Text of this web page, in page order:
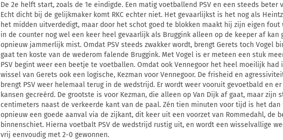
De 2e helft start, zoals de 1e eindigde. Een matig voetballend PSV en een steeds beter
Echt dicht bij de gelijkmaker komt RKC echter niet. Het gevaarlijkst is het nog als
het midden uitverdedigt, maar door het schot goed te blokken maakt hij zijn eigen fout
in de counter nog wel een keer heel gevaarlijk als Bruggink alleen op de keeper af kan
opnieuw jammerlijk mist. Omdat PSV steeds zwakker wordt, brengt Gerets toch Vogel
gaat ten koste van de wederom falende Bruggink. Met Vogel is er meteen een stuk
PSV begint weer een beetje te voetballen. Omdat ook Vennegoor het heel moeilijk had
wissel van Gerets ook een logische, Kezman voor Vennegoor. De frisheid en
brengt PSV weer helemaal terug in de wedstrijd. Er wordt weer vooruit gevoetbald en
kansen gecreérd. De grootste is voor Kezman, die alleen op Van Dijk af gaat, maar zijn
centimeters naast de verkeerde kant van de paal. Zén tien minuten voor tijd is het dan
opnieuw een goede aanval via de zijkant, dit keer uit een voorzet van Rommedahl, de
binnenschiet. Hierna voetbalt PSV de wedstrijd rustig uit, en wordt een wisselvallige
vrij eenvoudig met 2-0 gewonnen.